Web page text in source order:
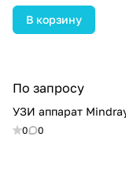
В корзину
По запросу
УЗИ аппарат
0 0